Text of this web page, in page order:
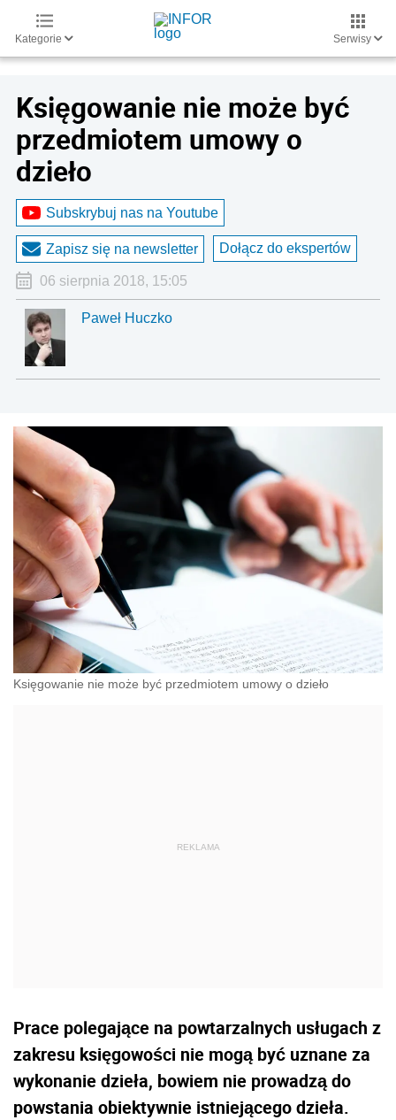
Kategorie Serwisy
Księgowanie nie może być
przedmiotem umowy o
dzieło
Subskrybuj nas na Youtube
Zapisz się na newsletter Dołącz do ekspertów
06 sierpnia 2018, 15:05
Paweł Huczko
Księgowanie nie może być przedmiotem umowy o dzieło
Prace polegające na powtarzalnych usługach z
zakresu księgowości nie mogą być uznane za
wykonanie dzieła, bowiem nie prowadzą do
powstania obiektywnie istniejącego dzieła.